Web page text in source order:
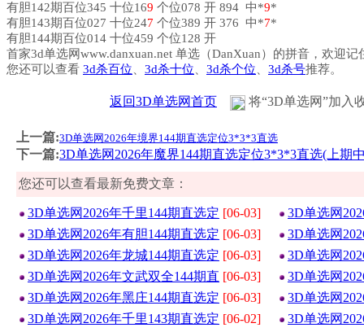
有胆142期百位345 十位169 个位078 开 894 中*9*
有胆143期百位027 十位247 个位389 开 376 中*7*
有胆144期百位014 十位459 个位128 开
首家3d单选网www.danxuan.net 单选（DanXuan）的拼音，欢迎记
您还可以查看 3d杀百位 3d杀十位 3d杀个位 3d杀号推荐。
返回3D单选网首页 将“3D单选网”加入
上一篇:3D单选网2026年境界144期直选定位3*3*3直选
下一篇:3D单选网2026年魔界144期直选定位3*3*3直选(上期
您还可以查看最新免费文章：
3D单选网2026年千里144期直选定 [06-03]
3D单选网
3D单选网2026年有胆144期直选定 [06-03]
3D单选网
3D单选网2026年龙城144期直选定 [06-03]
3D单选网
3D单选网2026年文武双全144期直 [06-03]
3D单选网
3D单选网2026年黑庄144期直选定 [06-03]
3D单选网
3D单选网2026年千里143期直选定 [06-02]
3D单选网